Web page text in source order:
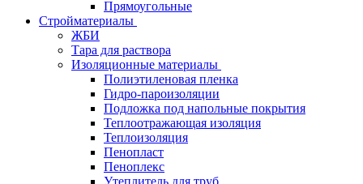
Прямоугольные
Стройматериалы
ЖБИ
Тара для раствора
Изоляционные материалы
Полиэтиленовая пленка
Гидро-пароизоляции
Подложка под напольные покрытия
Теплоотражающая изоляция
Теплоизоляция
Пенопласт
Пеноплекс
Утеплитель для труб